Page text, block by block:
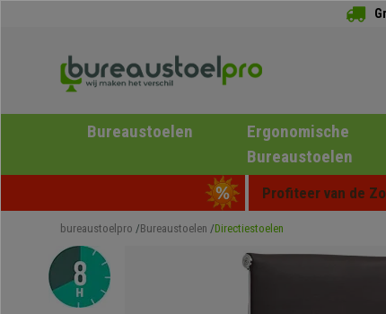
Bureaustoelen
Ergonomische
Bureaustoelen
Profiteer van de
bureaustoelpro Bureaustoelen Directiestoelen